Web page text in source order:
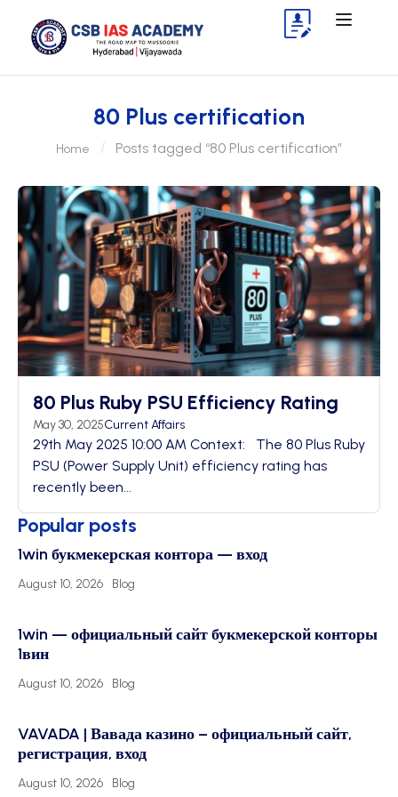
80 Plus certification
Home Posts tagged “80 Plus certification”
80 Plus Ruby PSU Efficiency Rating
May 30, 2025Current Affairs
29th May 2025 10:00 AM Context: The 80 Plus Ruby
PSU (Power Supply Unit) efficiency rating has
recently been...
Popular posts
1win букмекерская контора — вход
August 10, 2026 Blog
1win — официальный сайт букмекерской конторы
1вин
August 10, 2026 Blog
VAVADA | Вавада казино – официальный сайт,
регистрация, вход
August 10, 2026 Blog